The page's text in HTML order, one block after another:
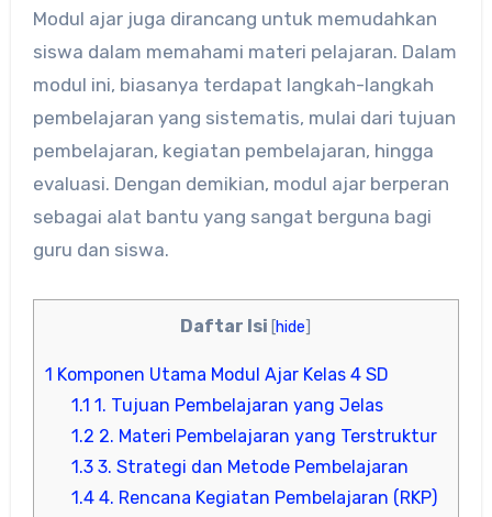
Modul ajar juga dirancang untuk memudahkan
siswa dalam memahami materi pelajaran. Dalam
modul ini, biasanya terdapat langkah-langkah
pembelajaran yang sistematis, mulai dari tujuan
pembelajaran, kegiatan pembelajaran, hingga
evaluasi. Dengan demikian, modul ajar berperan
sebagai alat bantu yang sangat berguna bagi
guru dan siswa.
Daftar Isi [hide]
1 Komponen Utama Modul Ajar Kelas 4 SD
1.1 1. Tujuan Pembelajaran yang Jelas
1.2 2. Materi Pembelajaran yang Terstruktur
1.33. Strategi dan Metode Pembelajaran
1.44. Rencana Kegiatan Pembelajaran (RKP)